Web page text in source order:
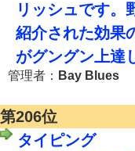
リッシュです。
紹介された効果
がグングン上達
管理者： Bay Blues
第206位
タイピング